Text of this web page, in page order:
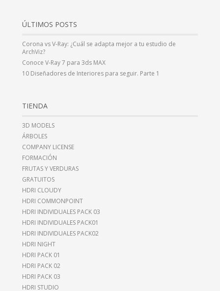
ÚLTIMOS POSTS
Corona vs V-Ray: ¿Cuál se adapta mejor a tu estudio de
ArchViz?
Conoce V-Ray 7 para 3ds MAX
10 Diseñadores de Interiores para seguir. Parte 1
TIENDA
3D MODELS
ÁRBOLES
COMPANY LICENSE
FORMACIÓN
FRUTAS Y VERDURAS
GRATUITOS
HDRI CLOUDY
HDRI COMMONPOINT
HDRI INDIVIDUALES PACK 03
HDRI INDIVIDUALES PACK01
HDRI INDIVIDUALES PACK02
HDRI NIGHT
HDRI PACK 01
HDRI PACK 02
HDRI PACK 03
HDRI STUDIO